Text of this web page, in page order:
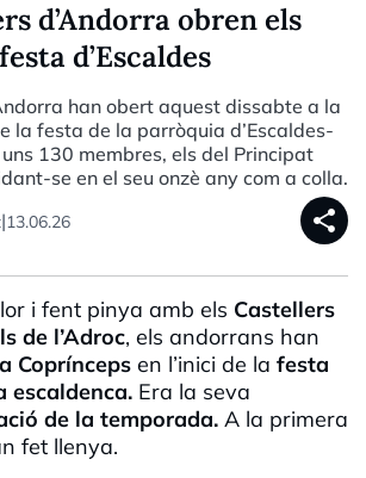
d’Andorra obren els
d’Escaldes
han obert aquest dissabte a la
la festa de la parròquia d’Escaldes-
130 membres, els del Principat
se en el seu onzè any com a colla.
|13.06.26 share
i fent pinya amb els Castellers
de l’Adroc, els andorrans han
Coprínceps en l’inici de la festa
escaldenca. Era la seva
de la temporada. A la primera
fet llenya.